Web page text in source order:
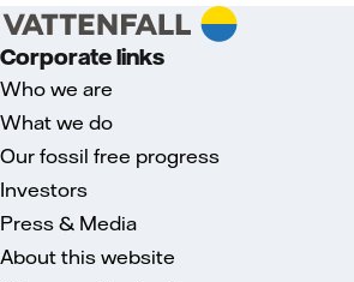
Corporate links
Who we are
What we do
Our fossil free progress
Investors
Press & Media
About this website